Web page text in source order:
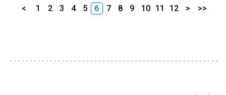
< 1 2 3 4 5 6 7 8 9 10 11 12 > >>